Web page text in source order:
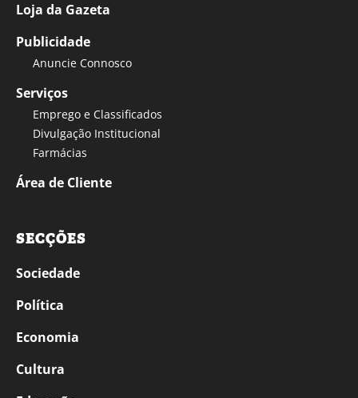
Loja da Gazeta
Publicidade
Anuncie Connosco
Serviços
Emprego e Classificados
Divulgação Institucional
Farmácias
Área de Cliente
SECÇÕES
Sociedade
Política
Economia
Cultura